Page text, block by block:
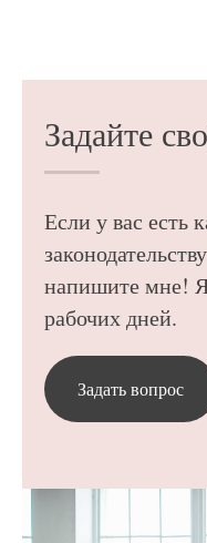
Задайте
Если у вас есть
напишите мне! Я
рабочих дней.
Задать вопрос